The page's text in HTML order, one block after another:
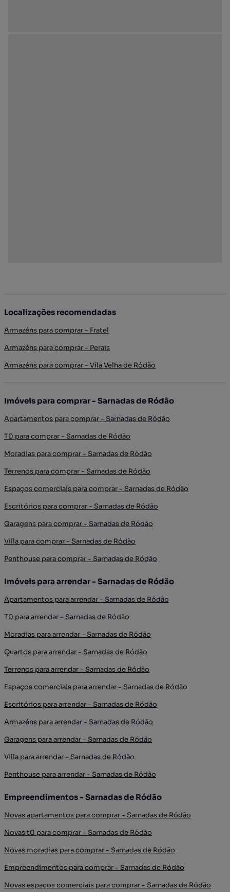
Localizações recomendadas
Armazéns para comprar - Fratel
Armazéns para comprar - Perais
Armazéns para comprar - Vila Velha de Ródão
Imóveis para comprar - Sarnadas de Ródão
Apartamentos para comprar - Sarnadas de Ródão
T0 para comprar - Sarnadas de Ródão
Moradias para comprar - Sarnadas de Ródão
Terrenos para comprar - Sarnadas de Ródão
Espaços comerciais para comprar - Sarnadas de Ródão
Escritórios para comprar - Sarnadas de Ródão
Garagens para comprar - Sarnadas de Ródão
Villa para comprar - Sarnadas de Ródão
Penthouse para comprar - Sarnadas de Ródão
Imóveis para arrendar - Sarnadas de Ródão
Apartamentos para arrendar - Sarnadas de Ródão
T0 para arrendar - Sarnadas de Ródão
Moradias para arrendar - Sarnadas de Ródão
Quartos para arrendar - Sarnadas de Ródão
Terrenos para arrendar - Sarnadas de Ródão
Espaços comerciais para arrendar - Sarnadas de Ródão
Escritórios para arrendar - Sarnadas de Ródão
Armazéns para arrendar - Sarnadas de Ródão
Garagens para arrendar - Sarnadas de Ródão
Villa para arrendar - Sarnadas de Ródão
Penthouse para arrendar - Sarnadas de Ródão
Empreendimentos - Sarnadas de Ródão
Novas apartamentos para comprar - Sarnadas de Ródão
Novas t0 para comprar - Sarnadas de Ródão
Novas moradias para comprar - Sarnadas de Ródão
Empreendimentos para comprar - Sarnadas de Ródão
Novas espaços comerciais para comprar - Sarnadas de Ródão